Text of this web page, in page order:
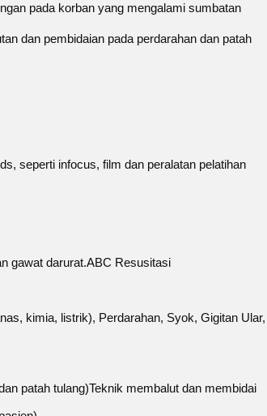
pada korban yang mengalami sumbatan
dan pembidaian pada perdarahan dan patah
seperti infocus, film dan peralatan pelatihan
gawat darurat.ABC Resusitasi
kimia, listrik), Perdarahan, Syok, Gigitan Ular,
patah tulang)Teknik membalut dan membidai